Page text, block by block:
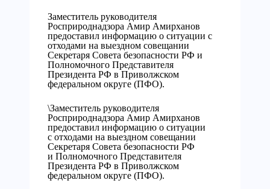
Заместитель руководителя
Росприроднадзора Амир Амирханов
предоставил информацию о ситуации с
отходами на выездном совещании
Секретаря Совета безопасности РФ и
Полномочного Представителя
Президента РФ в Приволжском
федеральном округе (ПФО).
\Заместитель руководителя
Росприроднадзора Амир Амирханов
предоставил информацию о ситуации
с отходами на выездном совещании
Секретаря Совета безопасности РФ
и Полномочного Представителя
Президента РФ в Приволжском
федеральном округе (ПФО).